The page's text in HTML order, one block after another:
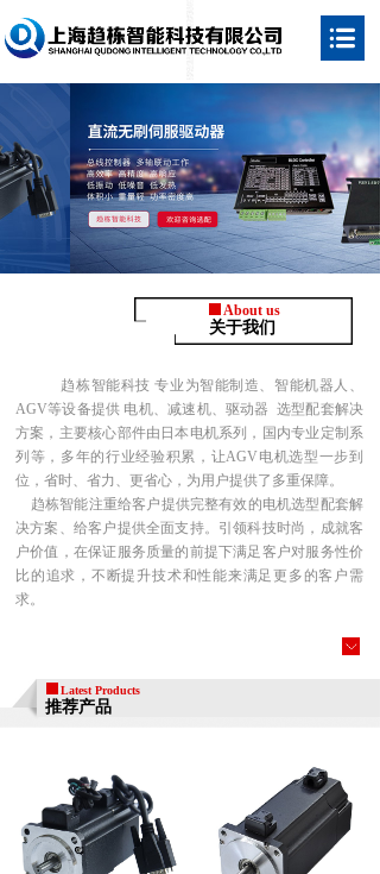
About us
关于我们
趋栋智能科技 专业为智能制造、智能机器人、
AGV等设备提供 电机、减速机、驱动器 选型配套解决
方案，主要核心部件由日本电机系列，国内专业定制系
列等，多年的行业经验积累，让AGV电机选型一步到
位，省时、省力、更省心，为用户提供了多重保障。
趋栋智能注重给客户提供完整有效的电机选型配套解
决方案、给客户提供全面支持。引领科技时尚，成就客
户价值，在保证服务质量的前提下满足客户对服务性价
比的追求，不断提升技术和性能来满足更多的客户需
求。
Latest Products
product
推荐产品